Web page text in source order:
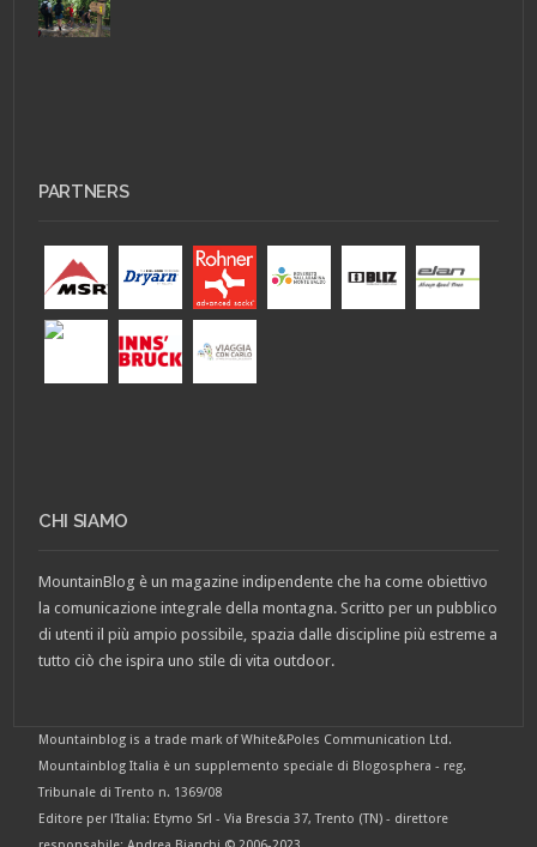
PARTNERS
CHI SIAMO
MountainBlog è un magazine indipendente che ha come obiettivo
la comunicazione integrale della montagna. Scritto per un pubblico
di utenti il più ampio possibile, spazia dalle discipline più estreme a
tutto ciò che ispira uno stile di vita outdoor.
Mountainblog is a trade mark of White&Poles Communication Ltd.
Mountainblog Italia è un supplemento speciale di Blogosphera - reg.
Tribunale di Trento n. 1369/08
Editore per l'Italia: Etymo Srl - Via Brescia 37, Trento (TN) - direttore